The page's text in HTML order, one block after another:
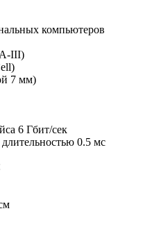
компьютеров
III)
7 мм)
6 Гбит/сек
0.5 мс